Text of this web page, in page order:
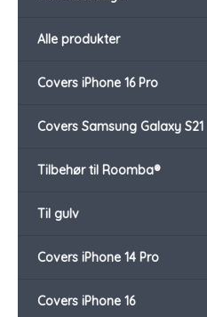
Alle produkter
Covers iPhone 16 Pro
Covers Samsung Galaxy S21
Tilbehør til Roomba®
Til gulv
Covers iPhone 14 Pro
Covers iPhone 16